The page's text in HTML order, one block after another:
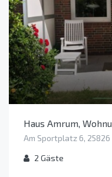
Haus Amrum,
Am Sportplatz 6,
2 Gäste